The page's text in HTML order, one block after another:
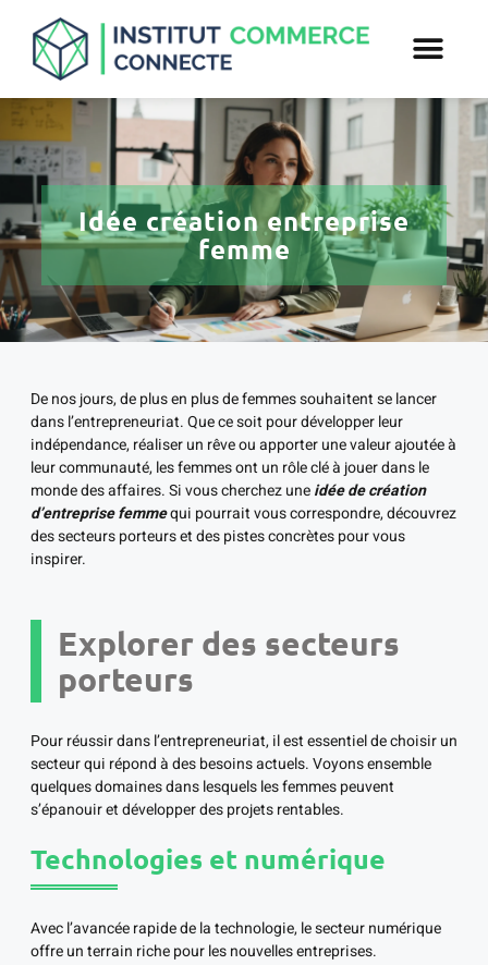
Idée création entreprise
femme
De nos jours, de plus en plus de femmes souhaitent se lancer
dans l’entrepreneuriat. Que ce soit pour développer leur
indépendance, réaliser un rêve ou apporter une valeur ajoutée à
leur communauté, les femmes ont un rôle clé à jouer dans le
monde des affaires. Si vous cherchez uneidée de création
d’entreprise femmequi pourrait vous correspondre, découvrez
des secteurs porteurs et des pistes concrètes pour vous
inspirer.
Explorer des secteurs
porteurs
Pour réussir dans l’entrepreneuriat, il est essentiel de choisir un
secteur qui répond à des besoins actuels. Voyons ensemble
quelques domaines dans lesquels les femmes peuvent
s’épanouir et développer des projets rentables.
Technologies et numérique
Avec l’avancée rapide de la technologie, le secteur numérique
offre un terrain riche pour les nouvelles entreprises.